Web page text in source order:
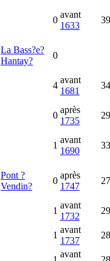
0
avant
1633
La Bass?e?
Hantay?
0
4
avant
1681
0
après
1735
1
avant
1690
Pont ?
Vendin?
0
après
1747
1
avant
1732
1
avant
1737
avant